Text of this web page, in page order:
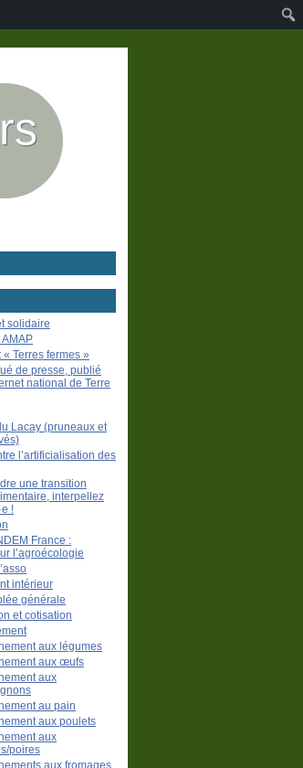
solidaire
Terres fermes »
de presse, publié
national de Terre
Lacay (pruneaux et
l’artificialisation des
une transition
interpellez
!
France :
l’agroécologie
intérieur
générale
et cotisation
aux légumes
aux œufs
aux
au pain
aux poulets
aux
poires
aux fromages